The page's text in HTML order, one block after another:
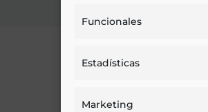
Funcionales
Estadísticas
Marketing